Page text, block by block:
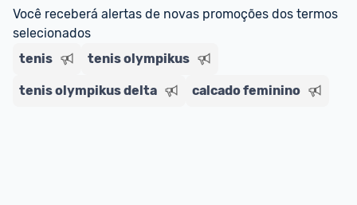
Entrega Expressa: A partir de 2 dias úteis.*
*Confira aqui
Você receberá alertas de novas promoções dos termos
selecionados
tenis
tenis olympikus
tenis olympikus delta calcado feminino